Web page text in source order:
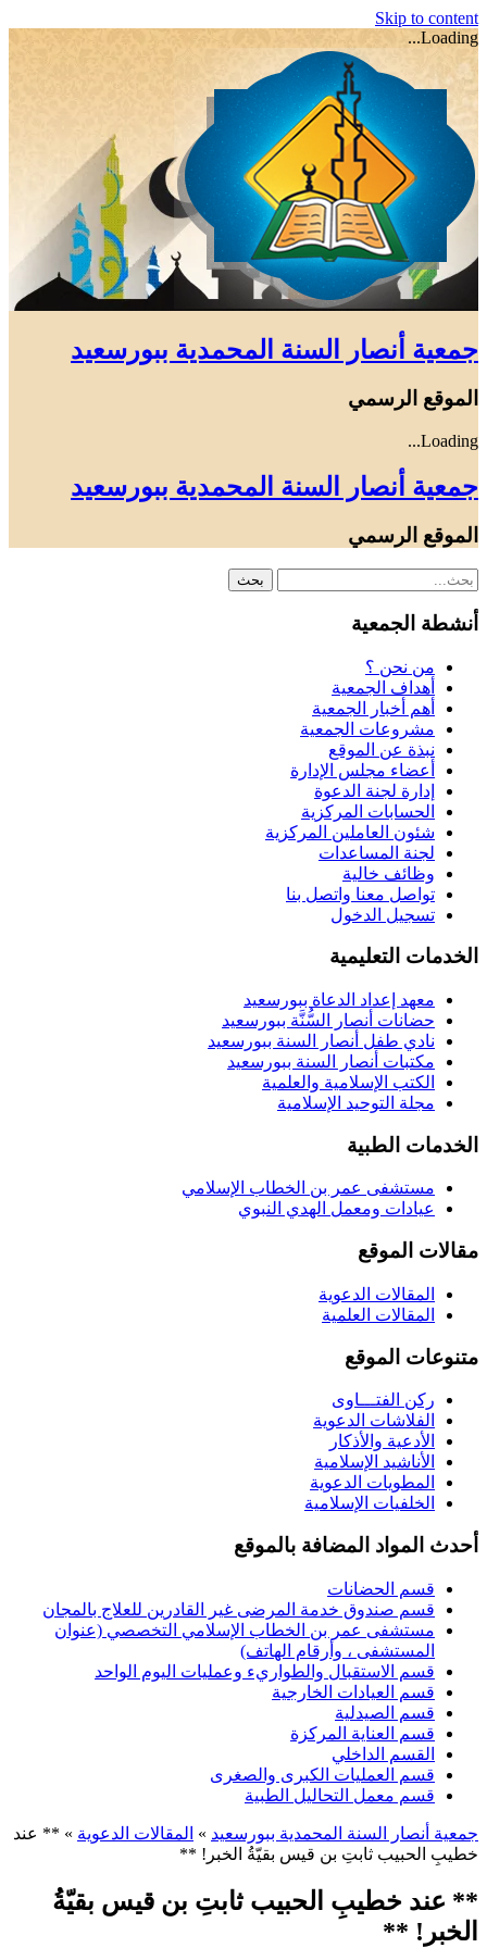
Skip to content
Loading...
جمعية أنصار السنة المحمدية ببورسعيد
الموقع الرسمي
Loading...
جمعية أنصار السنة المحمدية ببورسعيد
الموقع الرسمي
أنشطة الجمعية
من نحن ؟
أهداف الجمعية
أهم أخبار الجمعية
مشروعات الجمعية
نبذة عن الموقع
أعضاء مجلس الإدارة
إدارة لجنة الدعوة
الحسابات المركزية
شئون العاملين المركزية
لجنة المساعدات
وظائف خالية
تواصل معنا واتصل بنا
تسجيل الدخول
الخدمات التعليمية
معهد إعداد الدعاة ببورسعيد
حضانات أنصار السُّنَّة ببورسعيد
نادي طفل أنصار السنة ببورسعيد
مكتبات أنصار السنة ببورسعيد
الكتب الإسلامية والعلمية
مجلة التوحيد الإسلامية
الخدمات الطبية
مستشفى عمر بن الخطاب الإسلامي
عيادات ومعمل الهدي النبوي
مقالات الموقع
المقالات الدعوية
المقالات العلمية
متنوعات الموقع
ركن الفتـــاوى
الفلاشات الدعوية
الأدعية والأذكار
الأناشيد الإسلامية
المطويات الدعوية
الخلفيات الإسلامية
أحدث المواد المضافة بالموقع
قسم الحضانات
قسم صندوق خدمة المرضى غير القادرين للعلاج بالمجان
مستشفى عمر بن الخطاب الإسلامي التخصصي (عنوان
المستشفى ، وأرقام الهاتف)
قسم الاستقبال والطواريء وعمليات اليوم الواحد
قسم العيادات الخارجية
قسم الصيدلية
قسم العناية المركزة
القسم الداخلي
قسم العمليات الكبرى والصغرى
قسم معمل التحاليل الطبية
جمعية أنصار السنة المحمدية ببورسعيد » المقالات الدعوية » ** عند
خطيبِ الحبيب ثابتِ بن قيس بقيّةُ الخبر! **
** عند خطيبِ الحبيب ثابتِ بن قيس بقيّةُ
الخبر! **